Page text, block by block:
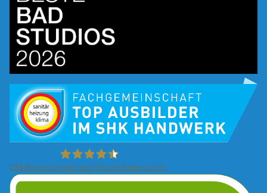
239 Bewertungen auf ProvenExpert.com
Bild